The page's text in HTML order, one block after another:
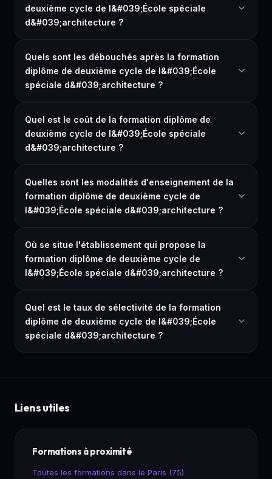
deuxième cycle de l&#039;École spéciale
d&#039;architecture ?
Quels sont les débouchés après la formation
diplôme de deuxième cycle de l&#039;École
spéciale d&#039;architecture ?
Quel est le coût de la formation diplôme de
deuxième cycle de l&#039;École spéciale
d&#039;architecture ?
Quelles sont les modalités d'enseignement de la
formation diplôme de deuxième cycle de
l&#039;École spéciale d&#039;architecture ?
Où se situe l'établissement qui propose la
formation diplôme de deuxième cycle de
l&#039;École spéciale d&#039;architecture ?
Quel est le taux de sélectivité de la formation
diplôme de deuxième cycle de l&#039;École
spéciale d&#039;architecture ?
Liens utiles
Formations à proximité
Toutes les formations dans le Paris (75)